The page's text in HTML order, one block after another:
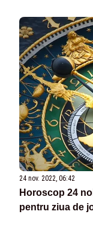
24 nov. 2022, 06:42
Horoscop 24
pentru ziua de